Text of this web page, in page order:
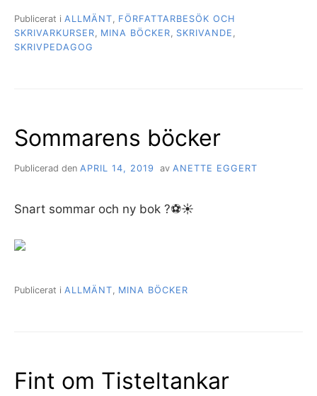
Publicerat i ALLMÄNT, FÖRFATTARBESÖK OCH
SKRIVARKURSER, MINA BÖCKER, SKRIVANDE ,
SKRIVPEDAGOG
Sommarens böcker
Publicerad den APRIL 14, 2019 av ANETTE EGGERT
Snart sommar och ny bok ?⚽️☀️
Publicerat i ALLMÄNT, MINA BÖCKER
Fint om Tisteltankar